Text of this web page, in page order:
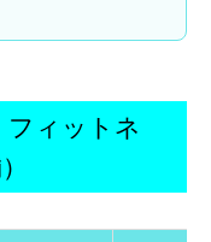
フィットネ